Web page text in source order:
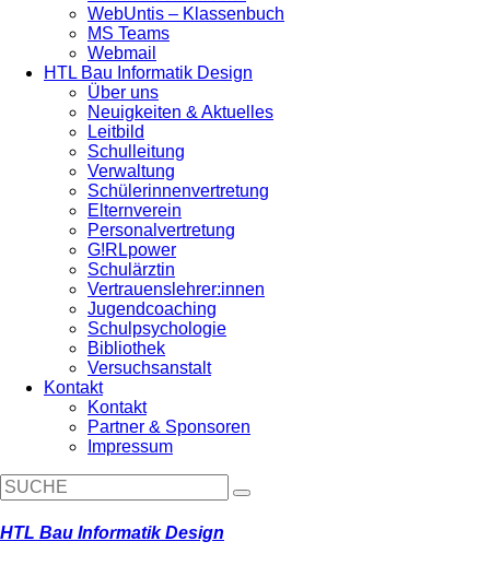
WebUntis – Klassenbuch
MS Teams
Webmail
HTL Bau Informatik Design
Über uns
Neuigkeiten & Aktuelles
Leitbild
Schulleitung
Verwaltung
Schülerinnenvertretung
Elternverein
Personalvertretung
G!RLpower
Schulärztin
Vertrauenslehrer:innen
Jugendcoaching
Schulpsychologie
Bibliothek
Versuchsanstalt
Kontakt
Kontakt
Partner & Sponsoren
Impressum
HTL Bau Informatik Design